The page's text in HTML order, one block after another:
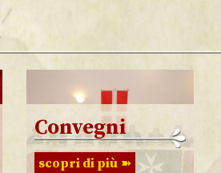
Convegni
scopri di più